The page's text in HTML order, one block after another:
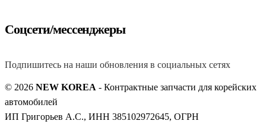
Соцсети/мессенджеры
Подпишитесь на наши обновления в социальных сетях
© 2026 NEW KOREA - Контрактные запчасти для корейских
автомобилей
ИП Григорьев А.С., ИНН 385102972645, ОГРН